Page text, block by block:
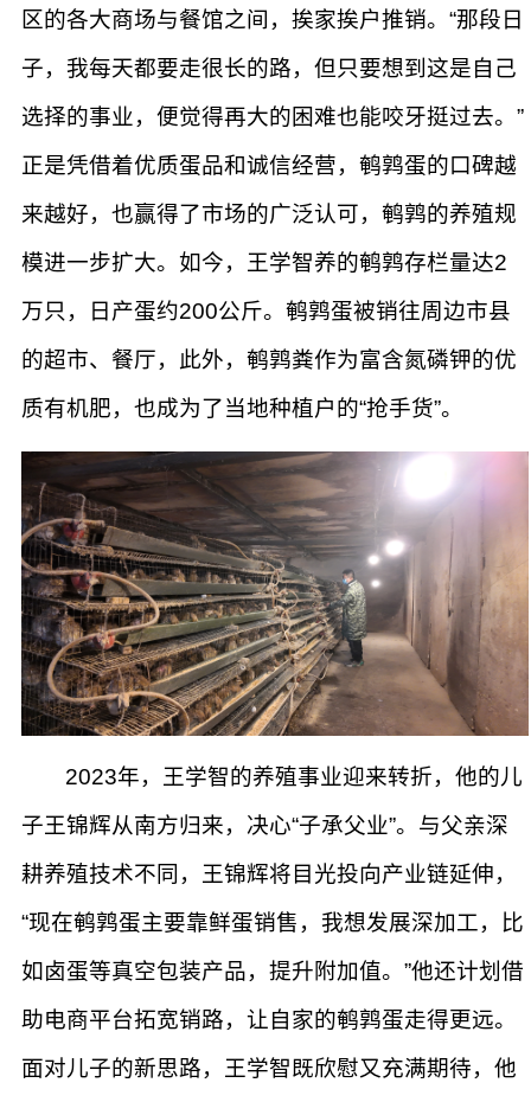
区的各大商场与餐馆之间，挨家挨户推销。“那段日
子，我每天都要走很长的路，但只要想到这是自己
选择的事业，便觉得再大的困难也能咬牙挺过去。”
正是凭借着优质蛋品和诚信经营，鹌鹑蛋的口碑越
来越好，也赢得了市场的广泛认可，鹌鹑的养殖规
模进一步扩大。如今，王学智养的鹌鹑存栏量达2
万只，日产蛋约200公斤。鹌鹑蛋被销往周边市县
的超市、餐厅，此外，鹌鹑粪作为富含氮磷钾的优
质有机肥，也成为了当地种植户的“抢手货”。
2023年，王学智的养殖事业迎来转折，他的儿
子王锦辉从南方归来，决心“子承父业”。与父亲深
耕养殖技术不同，王锦辉将目光投向产业链延伸，
“现在鹌鹑蛋主要靠鲜蛋销售，我想发展深加工，比
如卤蛋等真空包装产品，提升附加值。”他还计划借
助电商平台拓宽销路，让自家的鹌鹑蛋走得更远。
面对儿子的新思路，王学智既欣慰又充满期待，他